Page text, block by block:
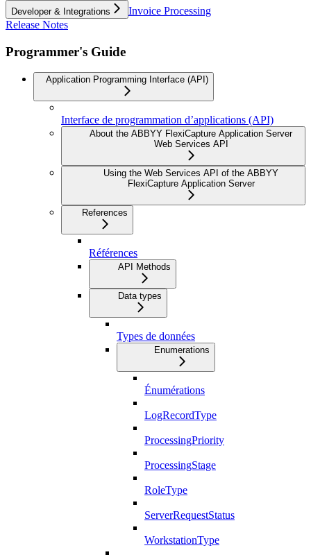
Developer & Integrations
Invoice Processing
Release Notes
Programmer's Guide
Application Programming Interface (API)
Interface de programmation d’applications (API)
About the ABBYY FlexiCapture Application Server
Web Services API
Using the Web Services API of the ABBYY
FlexiCapture Application Server
References
Références
API Methods
Data types
Types de données
Enumerations
Énumérations
LogRecordType
ProcessingPriority
ProcessingStage
RoleType
ServerRequestStatus
WorkstationType